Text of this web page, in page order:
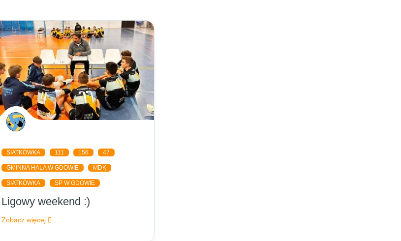
SIATKÓWKA 111 156 47
GMINNA HALA W GDOWIE MDK
SIATKÓWKA SP W GDOWIE
Ligowy weekend :)
Zobacz więcej